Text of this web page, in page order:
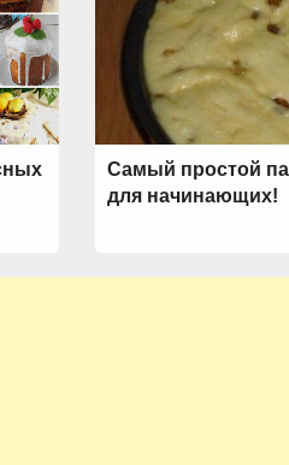
Самый простой
для начинающих!